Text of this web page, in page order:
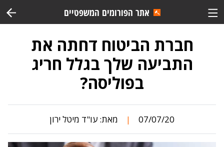
אתר הפורומים המשפטיים
חברת הביטוח דחתה את
התביעה שלך בגלל חריג
בפוליסה?
07/07/20
| מאת: עו"ד מיטל ירון